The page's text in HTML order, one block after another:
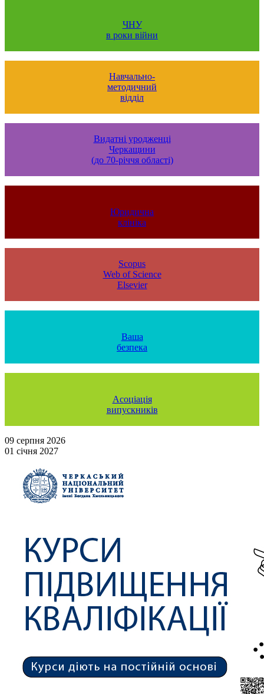
ЧНУ
в роки війни
Навчально-
методичний
відділ
Видатні уродженці
Черкащини
(до 70-річчя області)
Юридична
клініка
Scopus
Web of Science
Elsevier
Ваша
безпека
Асоціація
випускників
09 серпня 2026
01 січня 2027